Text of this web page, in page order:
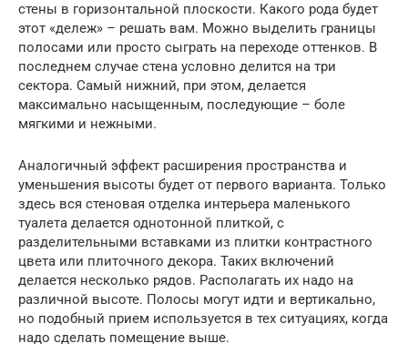
стены в горизонтальной плоскости. Какого рода будет
этот «дележ» – решать вам. Можно выделить границы
полосами или просто сыграть на переходе оттенков. В
последнем случае стена условно делится на три
сектора. Самый нижний, при этом, делается
максимально насыщенным, последующие – боле
мягкими и нежными.
Аналогичный эффект расширения пространства и
уменьшения высоты будет от первого варианта. Только
здесь вся стеновая отделка интерьера маленького
туалета делается однотонной плиткой, с
разделительными вставками из плитки контрастного
цвета или плиточного декора. Таких включений
делается несколько рядов. Располагать их надо на
различной высоте. Полосы могут идти и вертикально,
но подобный прием используется в тех ситуациях, когда
надо сделать помещение выше.